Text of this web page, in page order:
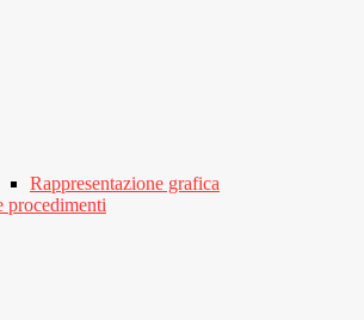
Rappresentazione grafica
procedimenti